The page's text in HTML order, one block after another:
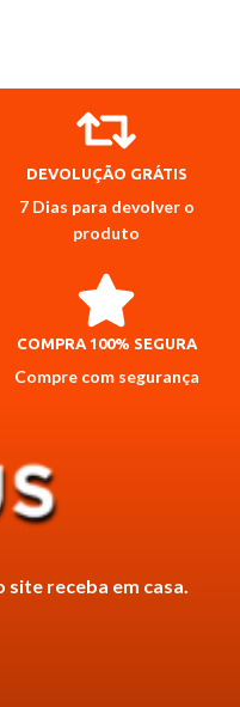
DEVOLUÇÃO GRÁTIS
7 Dias para devolver o
produto
COMPRA 100% SEGURA
Compre com segurança
receba em casa.